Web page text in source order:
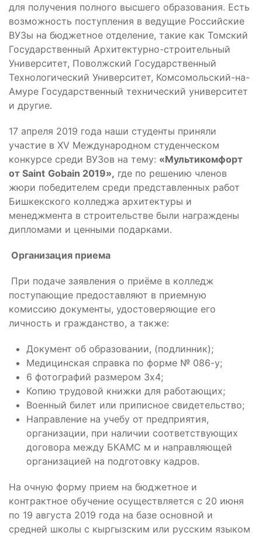
для получения полного высшего образования. Есть
возможность поступления в ведущие Российские
ВУЗы на бюджетное отделение, такие как Томский
Государственный Архитектурно-строительный
Университет, Поволжский Государственный
Технологический Университет, Комсомольский-на-
Амуре Государственный технический университет
и другие.
17 апреля 2019 года наши студенты приняли
участие в XV Международном студенческом
конкурсе среди ВУЗов на тему: «Мультикомфорт
от Saint Gobain 2019», где по решению членов
жюри победителем среди представленных работ
Бишкекского колледжа архитектуры и
менеджмента в строительстве были награждены
дипломами и ценными подарками.
Организация приема
При подаче заявления о приёме в колледж
поступающие предоставляют в приемную
комиссию документы, удостоверяющие его
личность и гражданство, а также:
Документ об образовании, (подлинник);
Медицинская справка по форме № 086-у;
6 фотографий размером 3х4;
Копию трудовой книжки для работающих;
Военный билет или приписное свидетельство;
Направление на учебу от предприятия,
организации, при наличии соответствующих
договора между БКАМС м и направляющей
организацией на подготовку кадров.
На очную форму прием на бюджетное и
контрактное обучение осуществляется с 20 июня
по 19 августа 2019 года на базе основной и
средней школы с кыргызским или русским языком